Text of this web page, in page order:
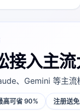
入主流
、Gemini 等主流
高可省 90% 注册送